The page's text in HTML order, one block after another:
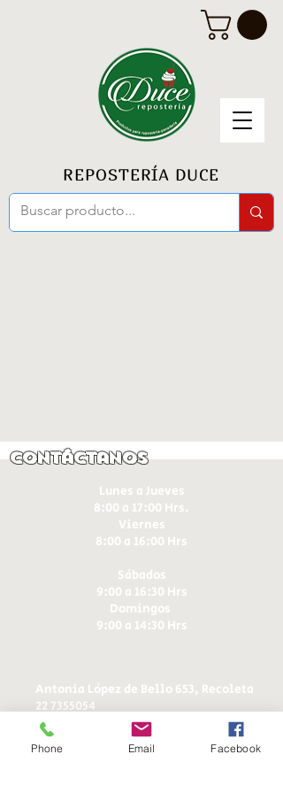
REPOSTERÍA DUCE
Contáctanos
Lunes a Jueves
8:00 a 17:00 Hrs.
Viernes
8:00 a 16:00 Hrs​
Sábados
9:00 a 16:30 Hrs
Domingos
9:00 a 14:30 Hrs
Antonia López de Bello 653, Recoleta
22 7355054
22 7375725
+56 9 75224598
ducereposteria@gmail.com
Phone Email Facebook